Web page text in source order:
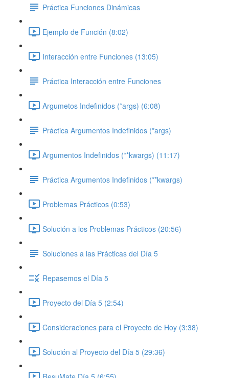
Práctica Funciones Dinámicas
Ejemplo de Función (8:02)
Interacción entre Funciones (13:05)
Práctica Interacción entre Funciones
Argumetos Indefinidos (*args) (6:08)
Práctica Argumentos Indefinidos (*args)
Argumentos Indefinidos (**kwargs) (11:17)
Práctica Argumentos Indefinidos (**kwargs)
Problemas Prácticos (0:53)
Solución a los Problemas Prácticos (20:56)
Soluciones a las Prácticas del Día 5
Repasemos el Día 5
Proyecto del Día 5 (2:54)
Consideraciones para el Proyecto de Hoy (3:38)
Solución al Proyecto del Día 5 (29:36)